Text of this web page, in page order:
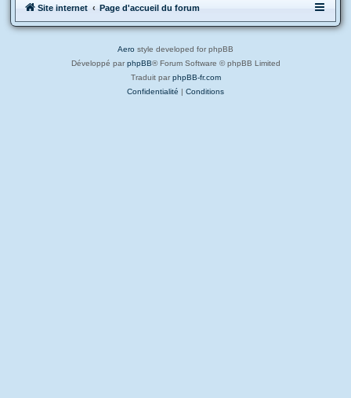
Site internet Page d'accueil du forum
Aero style developed for phpBB
Développé par phpBB® Forum Software © phpBB Limited
Traduit par phpBB-fr.com
Confidentialité | Conditions